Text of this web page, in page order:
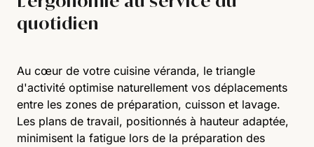
quotidien
Au cœur de votre cuisine véranda, le triangle
d'activité optimise naturellement vos déplacements
entre les zones de préparation, cuisson et lavage.
Les plans de travail, positionnés à hauteur adaptée,
minimisent la fatigue lors de la préparation des